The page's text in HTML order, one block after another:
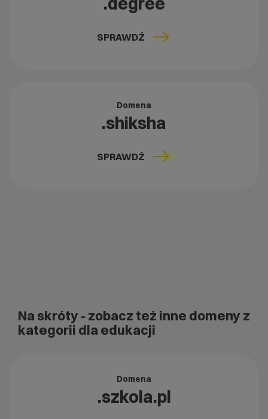
SPRAWDŹ
Domena
.shiksha
SPRAWDŹ
Na skróty - zobacz też inne domeny z
kategorii dla edukacji
Domena
.szkola.pl